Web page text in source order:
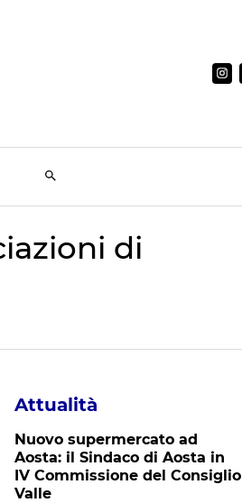
di
Attualità
Nuovo supermercato ad
Aosta: il Sindaco di Aosta in
IV Commissione del Consiglio
Valle